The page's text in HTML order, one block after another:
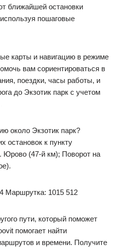
ближайшей остановки
пошаговые
карты и навигацию в режиме
вам сориентироваться в
поездки, часы работы, и
до Экзотик парк с учетом
около Экзотик парк?
остановок к пункту
Юрово (47-й км); Поворот на
Маршрутка: 1015 512
пути, который поможет
помогает найти
и времени. Получите